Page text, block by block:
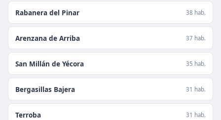
Rabanera del Pinar 38 hab.
Arenzana de Arriba 37 hab.
San Millán de Yécora 35 hab.
Bergasillas Bajera 31 hab.
Terroba 31 hab.